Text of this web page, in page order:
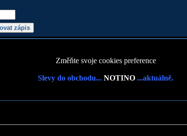
Změňte svoje cookies preference
Slevy do obchodu... NOTINO ...aktuálně.